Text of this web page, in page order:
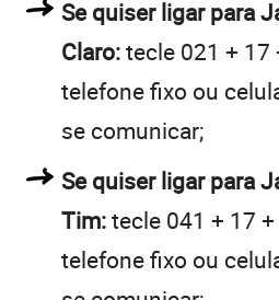
Se quiser ligar para
Claro:tecle 021 + 17
telefone fixo ou
se comunicar;
Se quiser ligar para
Tim:tecle 041 + 17
telefone fixo ou